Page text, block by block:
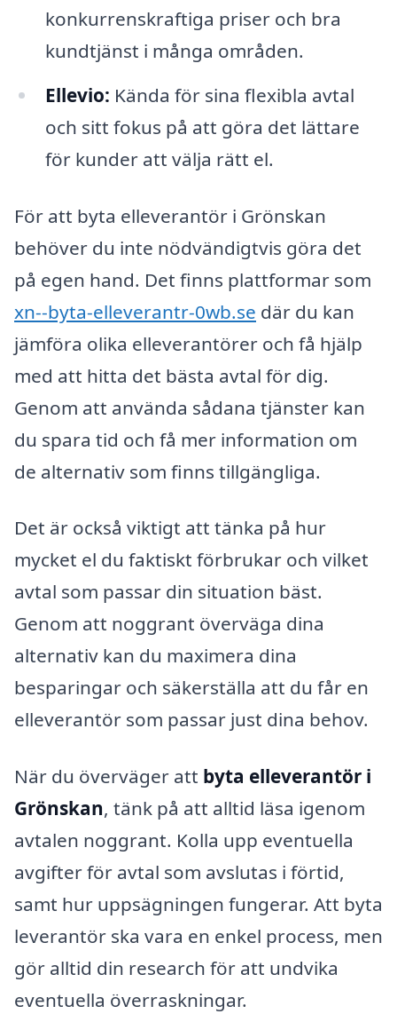
konkurrenskraftiga priser och bra
kundtjänst i många områden.
Ellevio: Kända för sina flexibla avtal
och sitt fokus på att göra det lättare
för kunder att välja rätt el.
För att byta elleverantör i Grönskan
behöver du inte nödvändigtvis göra det
på egen hand. Det finns plattformar som
xn--byta-elleverantr-0wb.se där du kan
jämföra olika elleverantörer och få hjälp
med att hitta det bästa avtal för dig.
Genom att använda sådana tjänster kan
du spara tid och få mer information om
de alternativ som finns tillgängliga.
Det är också viktigt att tänka på hur
mycket el du faktiskt förbrukar och vilket
avtal som passar din situation bäst.
Genom att noggrant överväga dina
alternativ kan du maximera dina
besparingar och säkerställa att du får en
elleverantör som passar just dina behov.
När du överväger att byta elleverantör i
Grönskan, tänk på att alltid läsa igenom
avtalen noggrant. Kolla upp eventuella
avgifter för avtal som avslutas i förtid,
samt hur uppsägningen fungerar. Att byta
leverantör ska vara en enkel process, men
gör alltid din research för att undvika
eventuella överraskningar.